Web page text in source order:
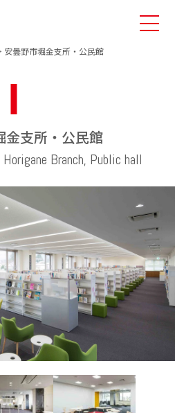
安曇野市堀金支所・公民館
金支所・公民館
Branch, Public hall